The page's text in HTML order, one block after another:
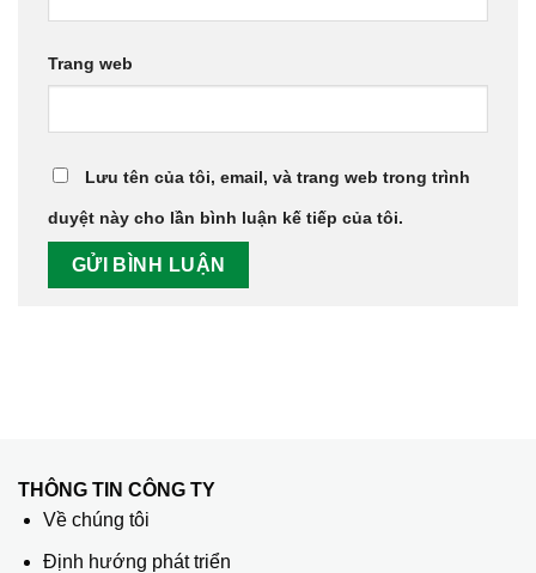
Trang web
Lưu tên của tôi, email, và trang web trong trình
duyệt này cho lần bình luận kế tiếp của tôi.
THÔNG TIN CÔNG TY
Về chúng tôi
Định hướng phát triển